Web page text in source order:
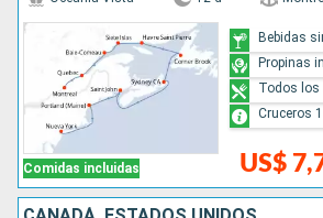
Comidas incluidas US$
Bebidas
Propinas
Todos los
Cruceros